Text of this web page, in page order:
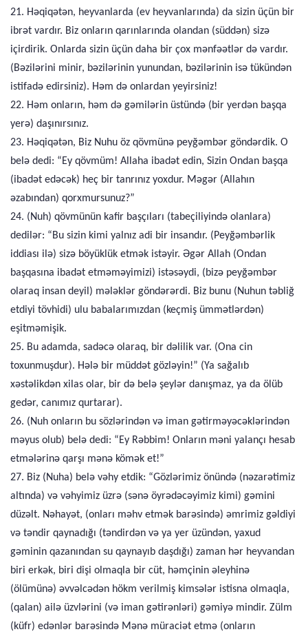
21. Həqiqətən, heyvanlarda (ev heyvanlarında) da sizin üçün bir
ibrət vardır. Biz onların qarınlarında olandan (süddən) sizə
içirdirik. Onlarda sizin üçün daha bir çox mənfəətlər də vardır.
(Bəzilərini minir, bəzilərinin yunundan, bəzilərinin isə tükündən
istifadə edirsiniz). Həm də onlardan yeyirsiniz!
22. Həm onların, həm də gəmilərin üstündə (bir yerdən başqa
yerə) daşınırsınız.
23. Həqiqətən, Biz Nuhu öz qövmünə peyğəmbər göndərdik. O
belə dedi: “Ey qövmüm! Allaha ibadət edin, Sizin Ondan başqa
(ibadət edəcək) heç bir tanrınız yoxdur. Məgər (Allahın
əzabından) qorxmursunuz?”
24. (Nuh) qövmünün kafir başçıları (tabeçiliyində olanlara)
dedilər: “Bu sizin kimi yalnız adi bir insandır. (Peyğəmbərlik
iddiası ilə) sizə böyüklük etmək istəyir. Əgər Allah (Ondan
başqasına ibadət etməməyimizi) istəsəydi, (bizə peyğəmbər
olaraq insan deyil) mələklər göndərərdi. Biz bunu (Nuhun təbliğ
etdiyi tövhidi) ulu babalarımızdan (keçmiş ümmətlərdən)
eşitməmişik.
25. Bu adamda, sadəcə olaraq, bir dəlilik var. (Ona cin
toxunmuşdur). Hələ bir müddət gözləyin!” (Ya sağalıb
xəstəlikdən xilas olar, bir də belə şeylər danışmaz, ya da ölüb
gedər, canımız qurtarar).
26. (Nuh onların bu sözlərindən və iman gətirməyəcəklərindən
məyus olub) belə dedi: “Ey Rəbbim! Onların məni yalançı hesab
etmələrinə qarşı mənə kömək et!”
27. Biz (Nuha) belə vəhy etdik: “Gözlərimiz önündə (nəzarətimiz
altında) və vəhyimiz üzrə (sənə öyrədəcəyimiz kimi) gəmini
düzəlt. Nəhayət, (onları məhv etmək barəsində) əmrimiz gəldiyi
və təndir qaynadığı (təndirdən və ya yer üzündən, yaxud
gəminin qazanından su qaynayıb daşdığı) zaman hər heyvandan
biri erkək, biri dişi olmaqla bir cüt, həmçinin əleyhinə
(ölümünə) əvvəlcədən hökm verilmiş kimsələr istisna olmaqla,
(qalan) ailə üzvlərini (və iman gətirənləri) gəmiyə mindir. Zülm
(küfr) edənlər barəsində Mənə müraciət etmə (onların